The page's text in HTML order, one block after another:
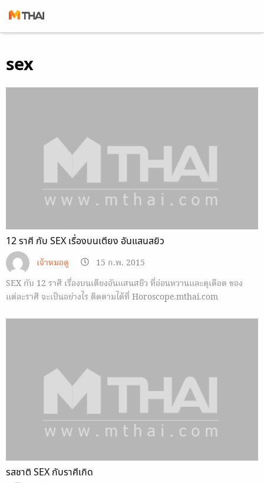
tosex
12 ราศี กับ SEX เรื่องบนเตียง อันแสนสยิว
เจ้าหมอดู
15 ก.พ. 2015
SEX กับ 12 ราศี เรื่องบนเตียงอันแสนสยิว ที่อ่อนหวานและดุเดือด ของ
แต่ละราศี จะเป็นอย่างไร ติดตามได้ที่ Horoscope.mthai.com
รสชาติ SEX กับราศีเกิด